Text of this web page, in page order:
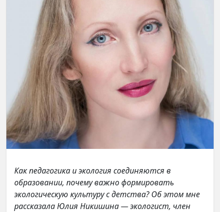
Как педагогика и экология соединяются в
образовании, почему важно формировать
экологическую культуру с детства? Об этом мне
рассказала Юлия Никишина — экологист, член